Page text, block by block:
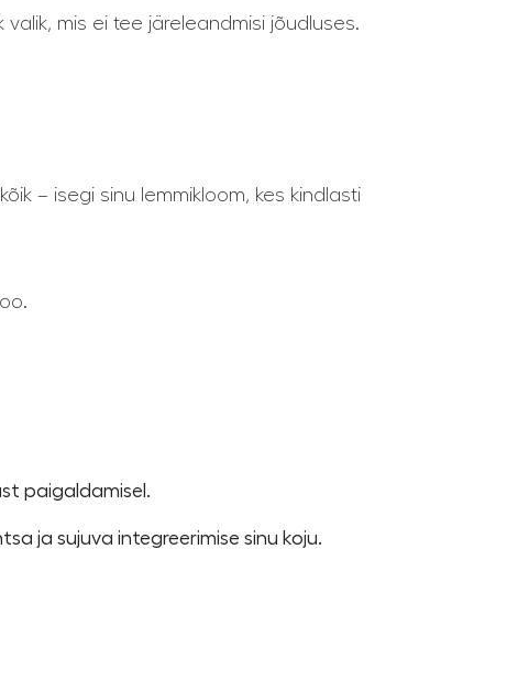
mis ei tee järeleandmisi jõudluses.
– isegi sinu lemmikloom, kes kindlasti
paigaldamisel.
ja sujuva integreerimise sinu koju.